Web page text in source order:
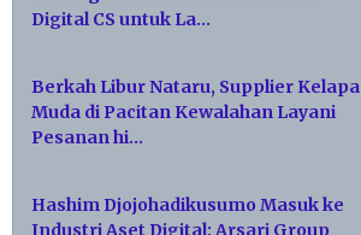
Digital CS untuk La…
Berkah Libur Nataru, Supplier Kelapa
Muda di Pacitan Kewalahan Layani
Pesanan hi…
Hashim Djojohadikusumo Masuk ke
Industri Aset Digital: Arsari Group